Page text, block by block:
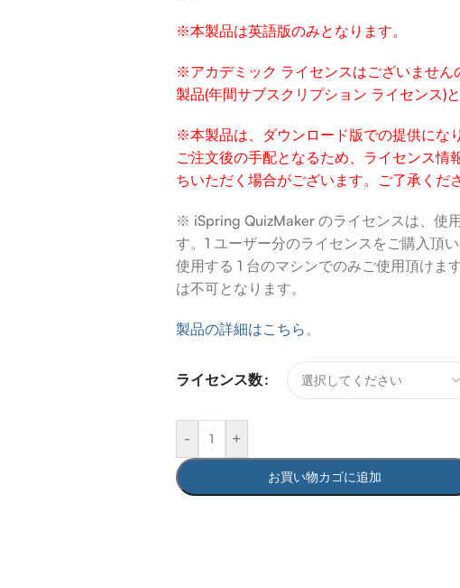
※本製品は英語版のみとなります。
※アカデミック ライセンスはございませ
製品(年間サブスクリプション ライセンス)
※本製品は、ダウンロード版での提供になり
ご注文後の手配となるため、ライセンス情
ちいただく場合がございます。ご了承くださ
※ iSpring QuizMaker のライセンスは、使
す。1 ユーザー分のライセンスをご購入頂
使用する 1 台のマシンでのみご使用頂けま
は不可となります。
製品の詳細はこちら 。
ライセンス数
- +
お買い物カゴに追加